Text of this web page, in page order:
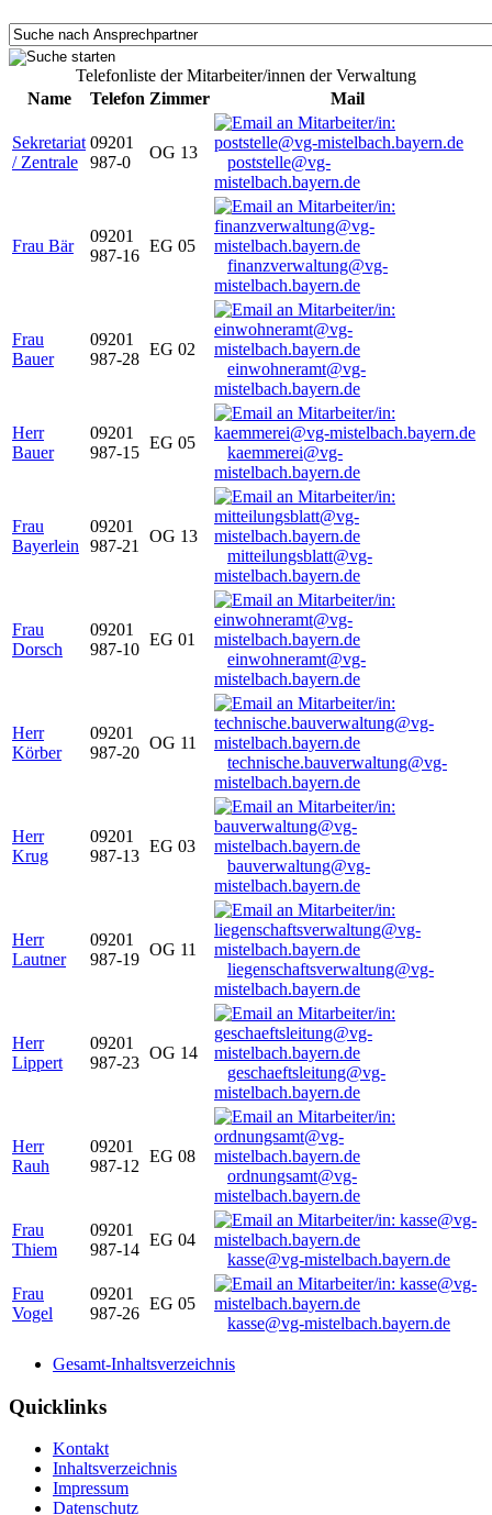
Telefonliste der Mitarbeiter/innen der Verwaltung
Name
Telefon Zimmer Mail
Sekretariat
/ Zentrale
09201
987-0
OG 13
poststelle@vg-
mistelbach.bayern.de
Frau Bär
09201
987-16
EG 05
finanzverwaltung@vg-
mistelbach.bayern.de
Frau
Bauer
09201
987-28
EG 02
einwohneramt@vg-
mistelbach.bayern.de
Herr
Bauer
09201
987-15
EG 05
kaemmerei@vg-
mistelbach.bayern.de
Frau
Bayerlein
09201
987-21
OG 13
mitteilungsblatt@vg-
mistelbach.bayern.de
Frau
Dorsch
09201
987-10
EG 01
einwohneramt@vg-
mistelbach.bayern.de
Herr
Körber
09201
987-20
OG 11
technische.bauverwaltung@vg-
mistelbach.bayern.de
Herr
Krug
09201
987-13
EG 03
bauverwaltung@vg-
mistelbach.bayern.de
Herr
Lautner
09201
987-19
OG 11
liegenschaftsverwaltung@vg-
mistelbach.bayern.de
Herr
Lippert
09201
987-23
OG 14
geschaeftsleitung@vg-
mistelbach.bayern.de
Herr
Rauh
09201
987-12
EG 08
ordnungsamt@vg-
mistelbach.bayern.de
Frau
Thiem
09201
987-14
EG 04
kasse@vg-mistelbach.bayern.de
Frau
Vogel
09201
987-26
EG 05
kasse@vg-mistelbach.bayern.de
Gesamt-Inhaltsverzeichnis
Quicklinks
Kontakt
Inhaltsverzeichnis
Impressum
Datenschutz